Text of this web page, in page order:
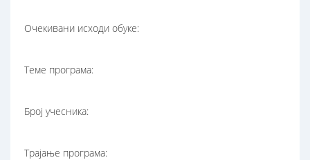
Очекивани исходи обуке:
Теме програма:
Број учесника:
Трајање програма: